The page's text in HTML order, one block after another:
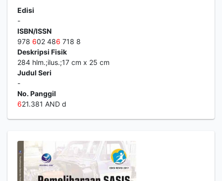
Edisi
-
ISBN/ISSN
978 602 486 718 8
Deskripsi Fisik
284 hlm.;ilus.;17 cm x 25 cm
Judul Seri
-
No. Panggil
621.381 AND d